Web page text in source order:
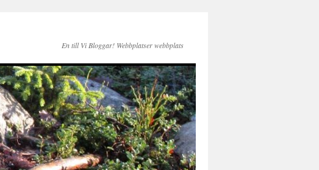
En till Vi Bloggar! Webbplatser webbplats